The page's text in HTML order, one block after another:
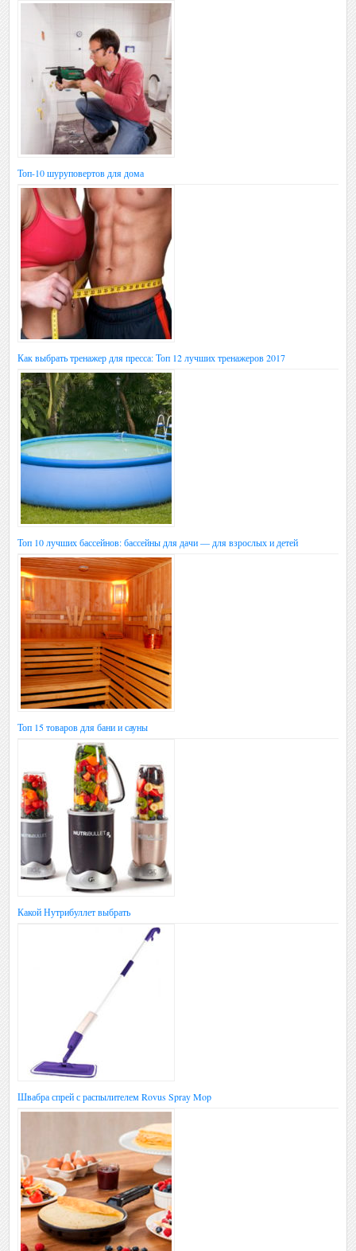
Топ-10 шуруповертов для дома
Как выбрать тренажер для пресса: Топ 12 лучших тренажеров 2017
Топ 10 лучших бассейнов: бассейны для дачи — для взрослых и детей
Топ 15 товаров для бани и сауны
Какой Нутрибуллет выбрать
Швабра спрей с распылителем Rovus Spray Mop